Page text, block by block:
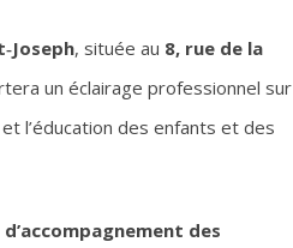
, située au 8, rue de la
un éclairage professionnel sur
l’éducation des enfants et des
des